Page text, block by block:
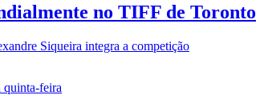
no TIFF de Toronto
Siqueira integra a competição